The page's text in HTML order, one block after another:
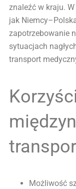
znaleźć w kraju.
jak
zapotrzebowanie
sytuacjach
transport
Możliwość